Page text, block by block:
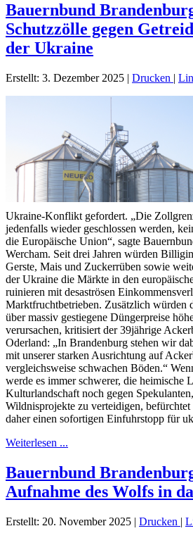
Bauernbund
Schutzzölle gegen
der Ukraine
Erstellt: 3. Dezember 2025 | Drucken |
Ukraine-Konflikt gefordert. „Die
jedenfalls wieder geschlossen werden,
die Europäische Union“, sagte
Wercham. Seit drei Jahren würden
Gerste, Mais und Zuckerrüben sowie
der Ukraine die Märkte in den
ruinieren mit desaströsen
Marktfruchtbetrieben. Zusätzlich würden
über massiv gestiegene Düngerpreise
verursachen, kritisiert der 39jährige
Oderland: „In Brandenburg stehen wir
mit unserer starken Ausrichtung auf
vergleichsweise schwachen Böden.“
werde es immer schwerer, die heimische
Kulturlandschaft noch gegen
Wildnisprojekte zu verteidigen,
daher einen sofortigen Einfuhrstopp für
Weiterlesen ...
Bauernbund
Aufnahme des Wolfs in
Erstellt: 20. November 2025 | Drucken |